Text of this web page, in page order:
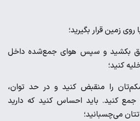
زمین قرار بگیرید؛
بکشید و سپس هوای جمع‌شده داخل
کنید؛
را منقبض کنید و در حد توان،
کنید. باید احساس کنید که دارید
می‌چسبانید؛